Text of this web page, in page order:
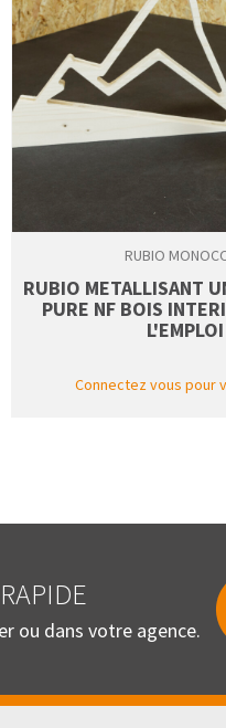
RUBIO
RUBIO METALLISANT
PURE NF BOIS
L'EMPLOI
Connectez vous pour
ou dans votre agence.